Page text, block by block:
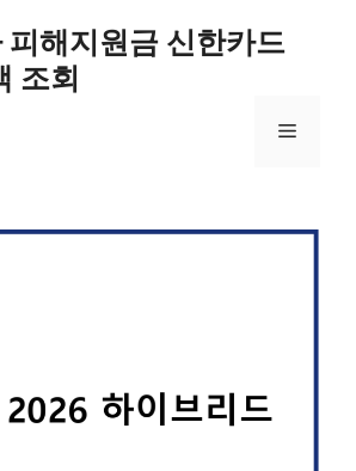
해지원금 신한카드
조회
메